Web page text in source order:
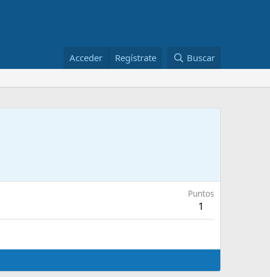
Acceder Regístrate Buscar
Puntos
1